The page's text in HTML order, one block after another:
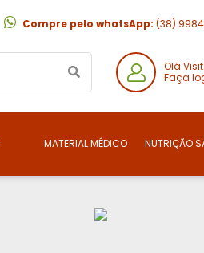
Compre pelo whatsApp: (38)
Olá
Faça
MATERIAL MÉDICO NUTRIÇÃO